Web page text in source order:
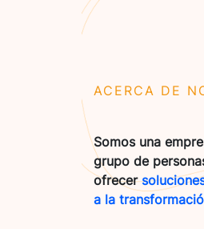
ACERCA DE
Somos una
grupo de
ofrecer
a la